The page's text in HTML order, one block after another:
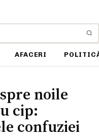
AFACERI
noile
cip:
confuziei